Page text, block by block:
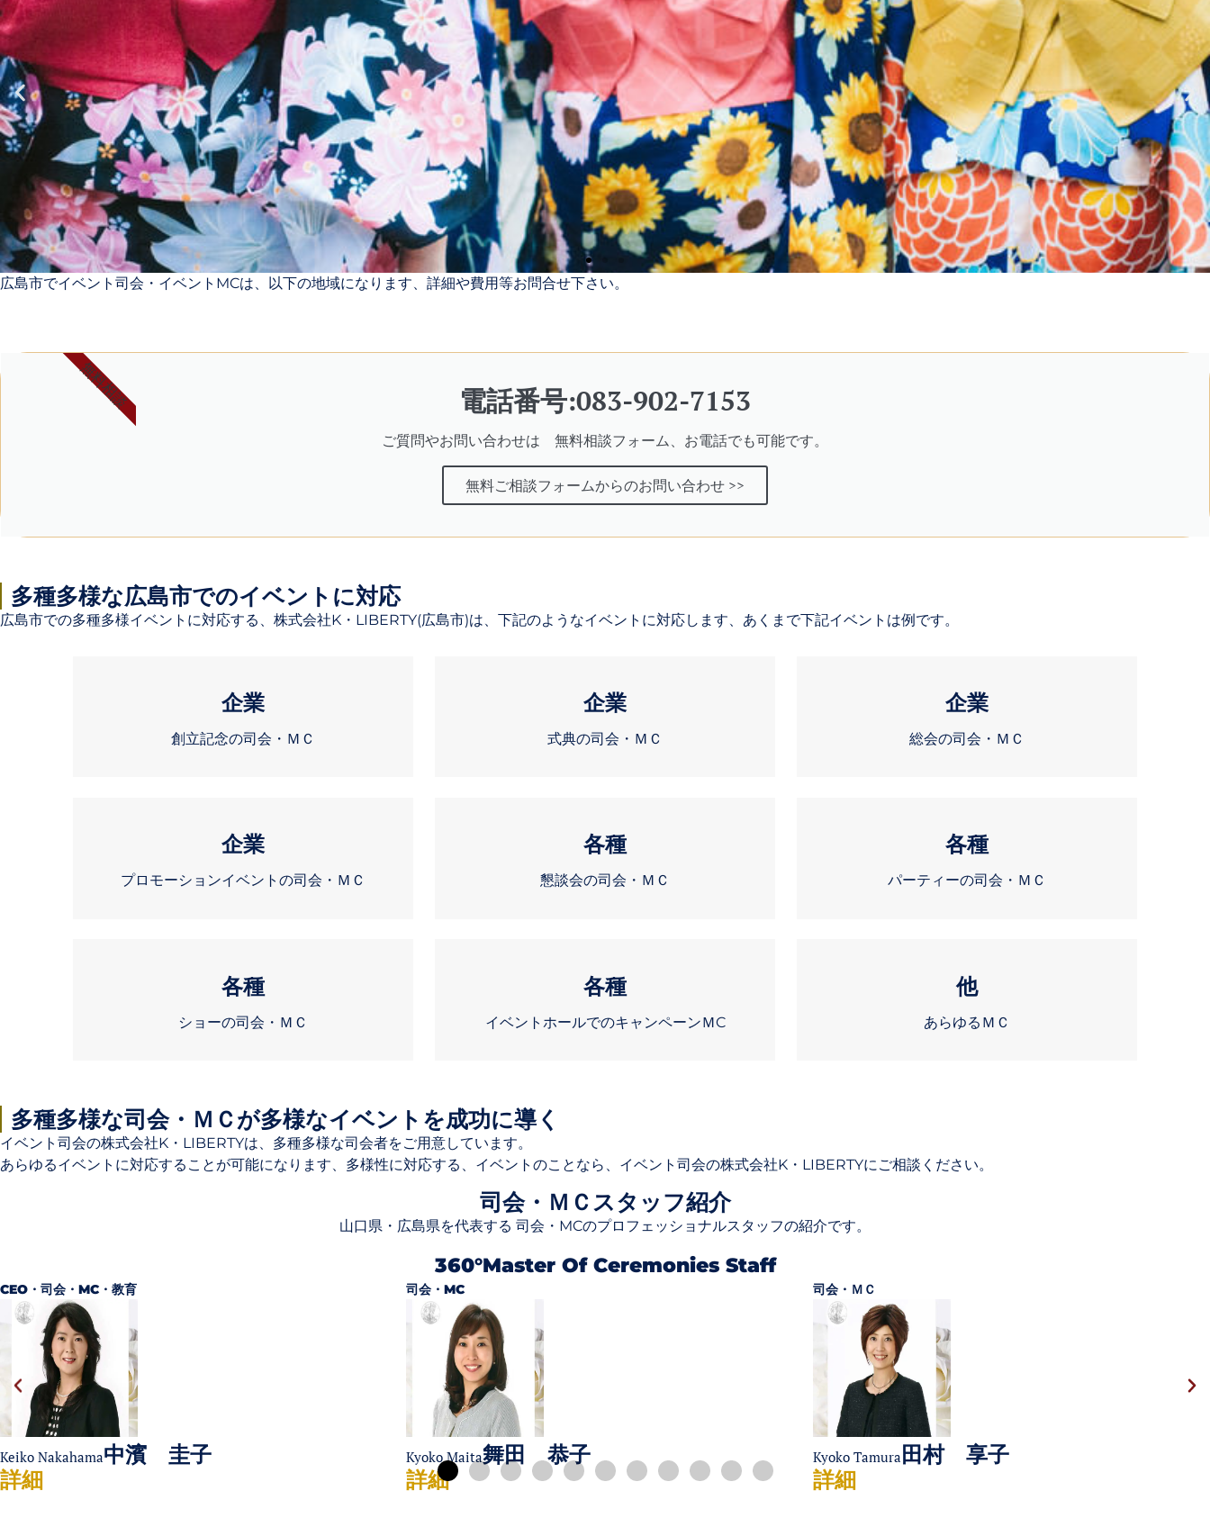
広島市でイベント司会・イベントMCは、以下の地域になります、詳細や費用等お問合せ下さい。
電話番号:083-902-7153
ご質問やお問い合わせは 無料相談フォーム、お電話でも可能です。
無料ご相談フォームからのお問い合わせ >>
無料相談
多種多様な広島市でのイベントに対応
広島市での多種多様イベントに対応する、株式会社K・LIBERTY(広島市)は、下記のようなイベントに対応します、あくまで下記イベントは例です。
企業
創立記念の司会・ＭＣ
企業
式典の司会・ＭＣ
企業
総会の司会・ＭＣ
企業
プロモーションイベントの司会・ＭＣ
各種
懇談会の司会・ＭＣ
各種
パーティーの司会・ＭＣ
各種
ショーの司会・ＭＣ
各種
イベントホールでのキャンペーンＭC
他
あらゆるＭＣ
多種多様な司会・ＭＣが多様なイベントを成功に導く
イベント司会の株式会社K・LIBERTYは、多種多様な司会者をご用意しています。
あらゆるイベントに対応することが可能になります、多様性に対応する、イベントのことなら、イベント司会の株式会社K・LIBERTYにご相談ください。
司会・ＭＣスタッフ紹介
山口県・広島県を代表する 司会・MCのプロフェッショナルスタッフの紹介です。
360°master Of Ceremonies Staff
・司会・MC・教育
Nakahama中濱 圭子
細
司会・MC
Kyoko Maita舞田 恭子
詳細
司会・ＭＣ
Kyoko Tamura田村 享子
詳細